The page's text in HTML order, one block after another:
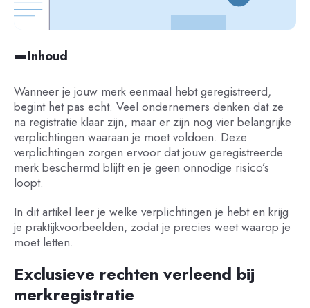
Inhoud
Wanneer je jouw merk eenmaal hebt geregistreerd,
begint het pas echt. Veel ondernemers denken dat ze
na registratie klaar zijn, maar er zijn nog vier belangrijke
verplichtingen waaraan je moet voldoen. Deze
verplichtingen zorgen ervoor dat jouw geregistreerde
merk beschermd blijft en je geen onnodige risico’s
loopt.
In dit artikel leer je welke verplichtingen je hebt en krijg
je praktijkvoorbeelden, zodat je precies weet waarop je
moet letten.
Exclusieve rechten verleend bij
merkregistratie